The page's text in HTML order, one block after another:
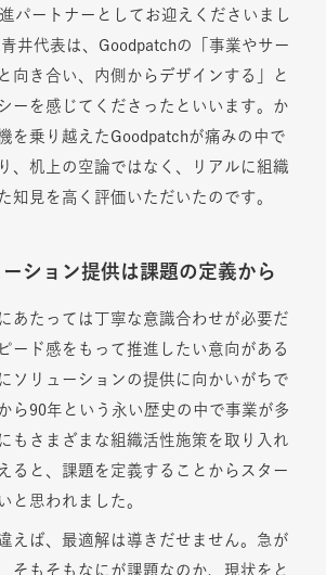
パートナーとしてお迎えくださいまし
井代表は、Goodpatchの「事業やサー
向き合い、内側からデザインする」と
ーを感じてくださったといいます。か
を乗り越えたGoodpatchが痛みの中で
、机上の空論ではなく、リアルに組織
知見を高く評価いただいたのです。
ション提供は課題の定義から
あたっては丁寧な意識合わせが必要だ
ード感をもって推進したい意向がある
ソリューションの提供に向かいがちで
ら90年という永い歴史の中で事業が多
もさまざまな組織活性施策を取り入れ
ると、課題を定義することからスター
と思われました。
えば、最適解は導きだせません。急が
そもそもなにが課題なのか、現状をと